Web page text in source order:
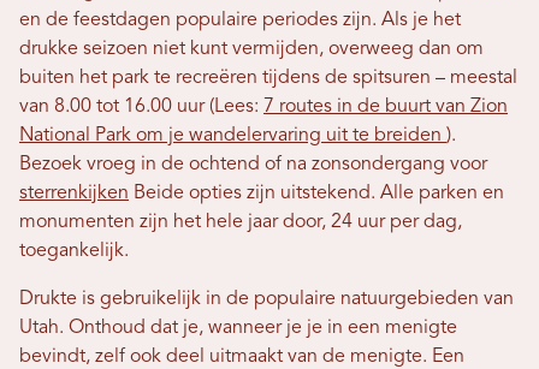
en de feestdagen populaire periodes zijn. Als je het
drukke seizoen niet kunt vermijden, overweeg dan om
buiten het park te recreëren tijdens de spitsuren – meestal
van 8.00 tot 16.00 uur (Lees: 7 routes in de buurt van Zion
National Park om je wandelervaring uit te breiden ).
Bezoek vroeg in de ochtend of na zonsondergang voor
sterrenkijken Beide opties zijn uitstekend. Alle parken en
monumenten zijn het hele jaar door, 24 uur per dag,
toegankelijk.
Drukte is gebruikelijk in de populaire natuurgebieden van
Utah. Onthoud dat je, wanneer je je in een menigte
bevindt, zelf ook deel uitmaakt van de menigte. Een